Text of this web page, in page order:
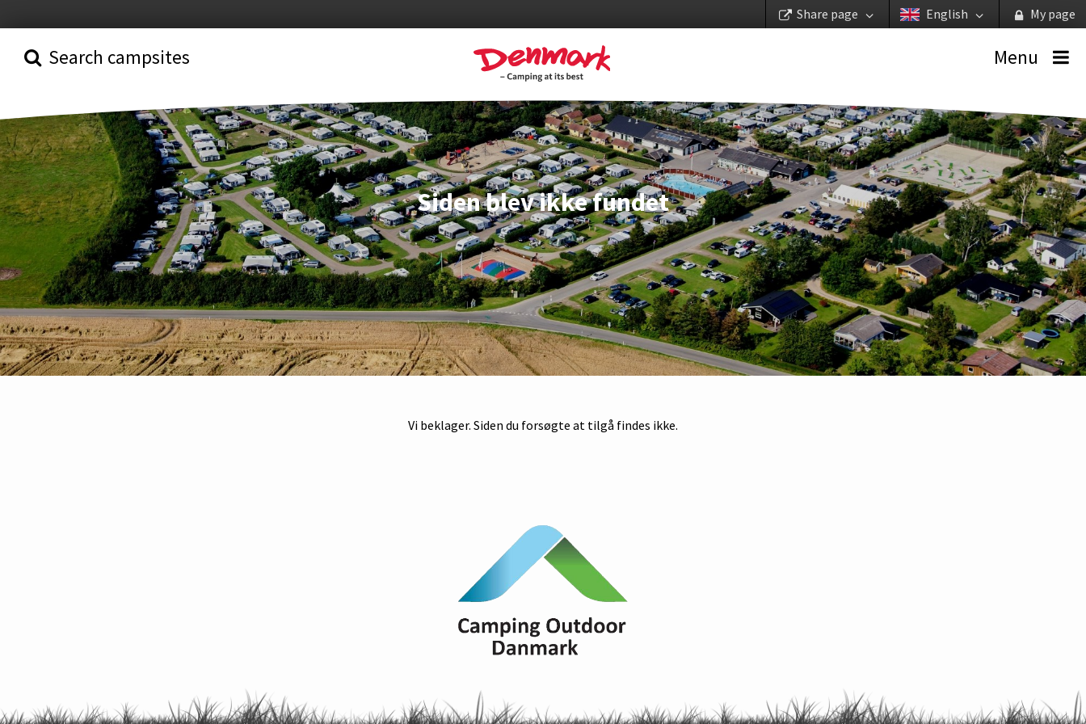
My page
English
Share page
Search campsites Menu
Siden blev ikke fundet
Vi beklager. Siden du forsøgte at tilgå findes ikke.